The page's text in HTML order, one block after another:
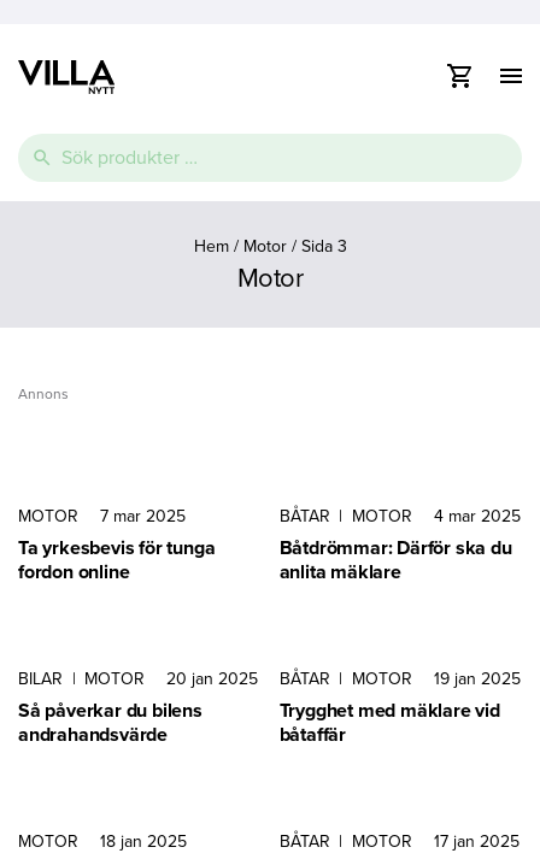
till
innehåll
Sök
efter:
Visa
Ovanmarkspooler
Hem/ Motor/ Sida 3
Motor
Annons
MOTOR 7 mar 2025
Ta yrkesbevis för tunga
fordon online
BÅTAR | MOTOR 4 mar 2025
Båtdrömmar: Därför ska du
anlita mäklare
BILAR | MOTOR 20 jan 2025
Så påverkar du bilens
andrahandsvärde
BÅTAR | MOTOR 19 jan 2025
Trygghet med mäklare vid
båtaffär
MOTOR 18 jan 2025 BÅTAR | MOTOR 17 jan 2025